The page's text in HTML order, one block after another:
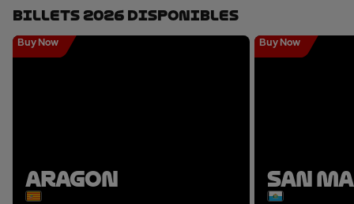
Billets 2026 Disponibles
Buy Now
ARAGON
Buy Now
SAN